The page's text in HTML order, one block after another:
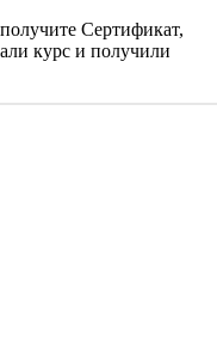
Сертификат,
курс и получили